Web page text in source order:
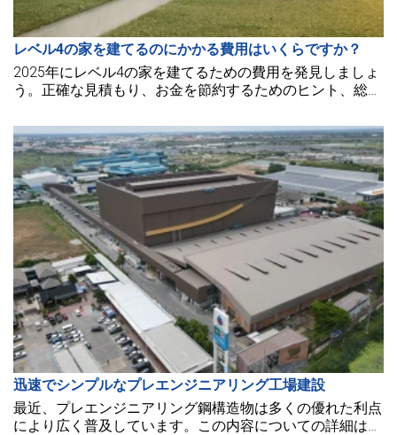
レベル4の家を建てるのにかかる費用はいくらですか？
2025年にレベル4の家を建てるための費用を発見しましょ
う。正確な見積もり、お金を節約するためのヒント、総費
めましょう！
迅速でシンプルなプレエンジニアリング工場建設
最近、プレエンジニアリング鋼構造物は多くの優れた利点
により広く普及しています。この内容についての詳細はこ